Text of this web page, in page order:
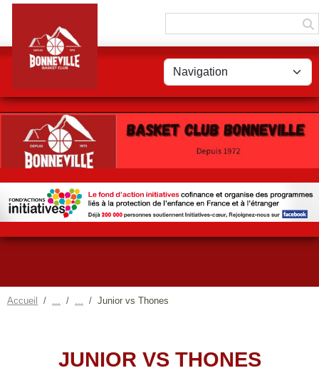
Accueil Junior vs Thones
JUNIOR VS THONES